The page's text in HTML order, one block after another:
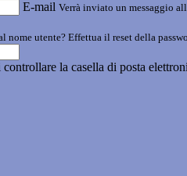
E-mail Verrà inviato un messaggio
nome utente? Effettua il reset della
la casella di posta